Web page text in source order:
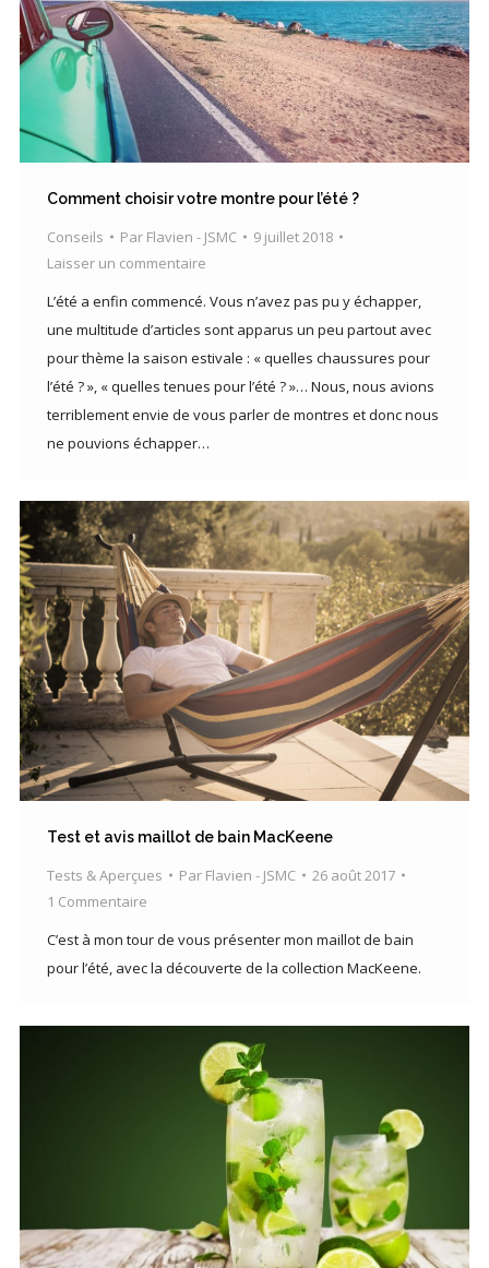
Comment choisir votre montre pour l’été ?
Conseils Par Flavien - JSMC
9 juillet 2018
Laisser un commentaire
L’été a enfin commencé. Vous n’avez pas pu y échapper,
une multitude d’articles sont apparus un peu partout avec
pour thème la saison estivale : « quelles chaussures pour
l’été ? », « quelles tenues pour l’été ? »… Nous, nous avions
terriblement envie de vous parler de montres et donc nous
ne pouvions échapper…
Test et avis maillot de bain MacKeene
Tests & Aperçues Par Flavien - JSMC
26 août 2017
1 Commentaire
C’est à mon tour de vous présenter mon maillot de bain
pour l’été, avec la découverte de la collection MacKeene.